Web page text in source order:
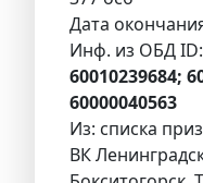
Дата
Инф. из ОБД ID:
60010239684;
60000040563
Из: списка
ВК